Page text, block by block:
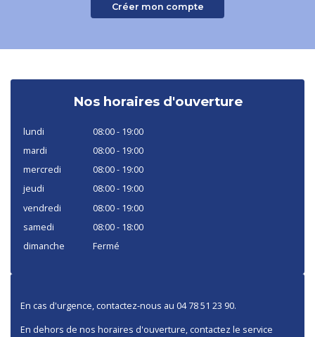
Créer mon compte
Nos horaires d'ouverture
lundi
08:00 - 19:00
mardi
08:00 - 19:00
mercredi
08:00 - 19:00
jeudi
08:00 - 19:00
vendredi
08:00 - 19:00
samedi
08:00 - 18:00
dimanche
Fermé
En cas d'urgence, contactez-nous au 04 78 51 23 90.
En dehors de nos horaires d'ouverture, contactez le service